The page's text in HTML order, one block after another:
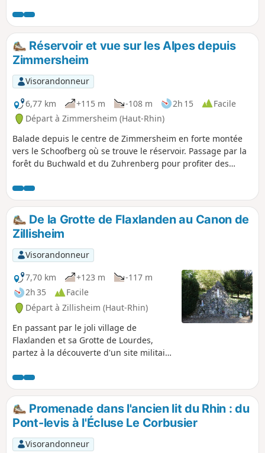
Réservoir et vue sur les Alpes depuis
Zimmersheim
Visorandonneur
6,77 km
+115 m -108 m 2h 15
Facile
Départ à Zimmersheim (Haut-Rhin)
Balade depuis le centre de Zimmersheim en forte montée
vers le Schoofberg où se trouve le réservoir. Passage par la
forêt du Buchwald et du Zuhrenberg pour profiter des
de fraîcheur. Retour par le Sud de Zimmersheim, en terrain
dégagé.
De la Grotte de Flaxlanden au Canon de
Zillisheim
Visorandonneur
7,70 km
+123 m
-117 m
2h 35
Facile
Départ à Zillisheim (Haut-Rhin)
En passant par le joli village de
Flaxlanden et sa Grotte de Lourdes,
partez à la découverte d'un site militaire
les hauteurs de Zillisheim. Apprenez-en
un peu sur la nature avec les sentiers
découverte sur le parcours et profitez
des nombreux points de vue qui vous
attendent en chemin !
Promenade dans l'ancien lit du Rhin : du
Pont-levis à l'Écluse Le Corbusier
Visorandonneur